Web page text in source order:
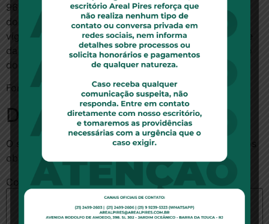
9656/98 veda a exclusão/suspensão de cobertura às
doenças e lesões preexistentes após 24 meses de
vigência do contrato, cabendo à operadora o ônus de
da prova e da demonstração do conhecimento prévio
do consumidor ou beneficiário.
Fonte:JOTA
Deixe um comentário
O seu endereço de e-mail não será publicado.
obrigatórios são marcados com
Comentário